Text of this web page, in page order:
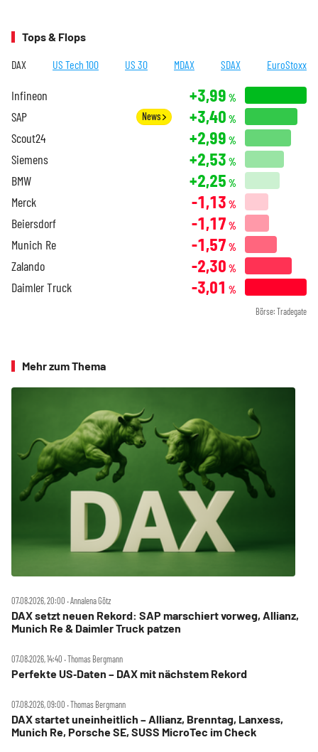
Tops & Flops
DAX US Tech 100 US 30 MDAX SDAX EuroStoxx
Infineon +3,99 %
SAP News +3,40 %
Scout24 +2,99 %
Siemens +2,53 %
BMW +2,25 %
Merck -1,13 %
Beiersdorf -1,17 %
Munich Re -1,57 %
Zalando -2,30 %
Daimler Truck -3,01 %
Börse: Tradegate
Mehr zum Thema
07.08.2026, 20:00 ‧ Annalena Götz
DAX setzt neuen Rekord: SAP marschiert vorweg, Allianz,
Munich Re & Daimler Truck patzen
07.08.2026, 14:40 ‧ Thomas Bergmann
Perfekte US‑Daten – DAX mit nächstem Rekord
07.08.2026, 09:00 ‧ Thomas Bergmann
DAX startet uneinheitlich – Allianz, Brenntag, Lanxess,
Munich Re, Porsche SE, SUSS MicroTec im Check